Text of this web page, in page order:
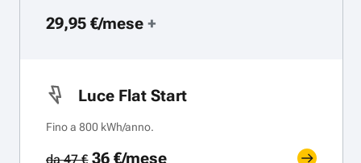
29,95 €/mese +
Luce Flat Start
Fino a 800 kWh/anno.
da 47 €36 €/mese